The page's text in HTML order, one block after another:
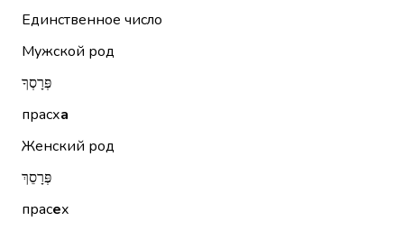
Единственное число
Мужской род
פְּרָסְךָ
прасха
Женский род
פְּרָסֵךְ
прасех